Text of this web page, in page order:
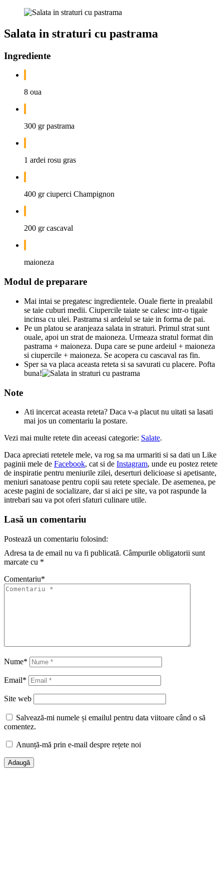
Salata in straturi cu pastrama
Ingrediente
8 oua
300 gr pastrama
1 ardei rosu gras
400 gr ciuperci Champignon
200 gr cascaval
maioneza
Modul de preparare
Mai intai se pregatesc ingredientele. Ouale fierte in prealabil
se taie cuburi medii. Ciupercile taiate se calesc intr-o tigaie
incinsa cu ulei. Pastrama si ardeiul se taie in forma de pai.
Pe un platou se aranjeaza salata in straturi. Primul strat sunt
ouale, apoi un strat de maioneza. Urmeaza stratul format din
pastrama + maioneza. Dupa care se pune ardeiul + maioneza
si ciupercile + maioneza. Se acopera cu cascaval ras fin.
Sper sa va placa aceasta reteta si sa savurati cu placere. Pofta
buna!
Note
Ati incercat aceasta reteta? Daca v-a placut nu uitati sa lasati
mai jos un comentariu la postare.
Vezi mai multe retete din aceeasi categorie: Salate.
Daca apreciati retetele mele, va rog sa ma urmariti si sa dati un Like
paginii mele de Facebook, cat si de Instagram, unde eu postez retete
de inspiratie pentru meniurile zilei, deserturi delicioase si apetisante,
meniuri sanatoase pentru copii sau retete speciale. De asemenea, pe
aceste pagini de socializare, dar si aici pe site, va pot raspunde la
intrebari sau va pot oferi sfaturi culinare utile.
Lasă un comentariu
Postează un comentariu folosind:
Adresa ta de email nu va fi publicată. Câmpurile obligatorii sunt
marcate cu *
Comentariu*
Nume*
Email*
Site web
Salvează-mi numele și emailul pentru data viitoare când o să
comentez.
Anunță-mă prin e-mail despre rețete noi